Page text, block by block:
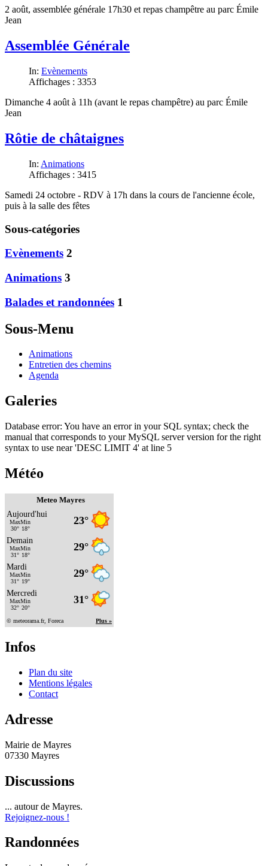
2 août, assemblée générale 17h30 et repas champêtre au parc Émile
Jean
Assemblée Générale
In: Evènements
Affichages : 3353
Dimanche 4 août à 11h (avant le repas champêtre) au parc Émile
Jean
Rôtie de châtaignes
In: Animations
Affichages : 3415
Samedi 24 octobre - RDV à 17h dans la cours de l'ancienne école,
puis à la salle des fêtes
Sous-catégories
Evènements 2
Animations 3
Balades et randonnées 1
Sous-Menu
Animations
Entretien des chemins
Agenda
Galeries
Database error: You have an error in your SQL syntax; check the
manual that corresponds to your MySQL server version for the right
syntax to use near 'DESC LIMIT 4' at line 5
Météo
Meteo Mayres
Infos
Plan du site
Mentions légales
Contact
Adresse
Mairie de Mayres
07330 Mayres
Discussions
... autour de Mayres.
Rejoignez-nous !
Randonnées